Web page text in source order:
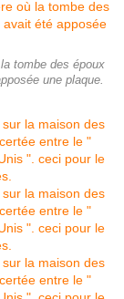
tombe des époux
une plaque.